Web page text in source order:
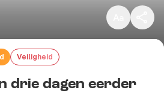
Veiligheid
drie dagen eerder